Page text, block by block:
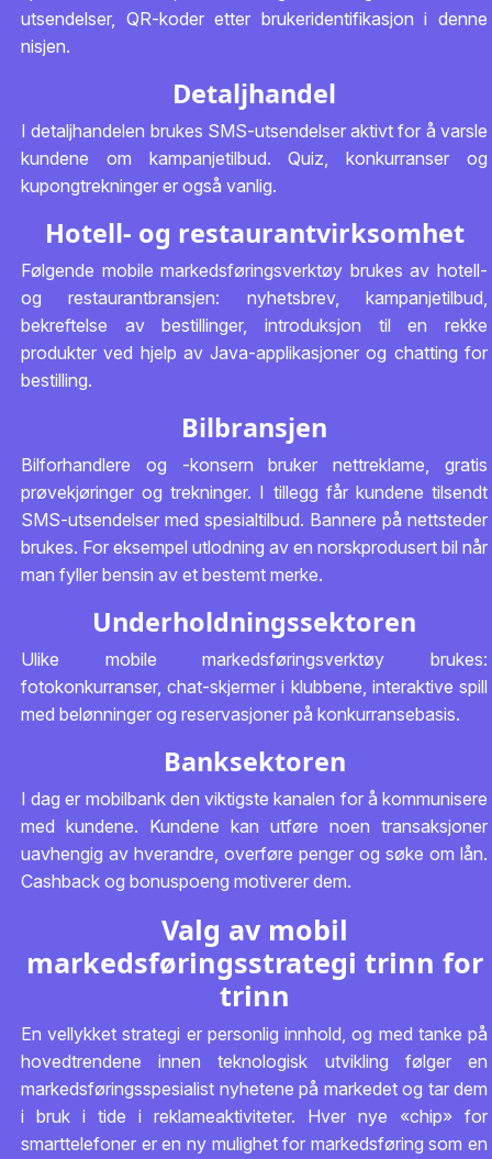
utsendelser, QR-koder etter brukeridentifikasjon i denne
nisjen.
Detaljhandel
I detaljhandelen brukes SMS-utsendelser aktivt for å varsle
kundene om kampanjetilbud. Quiz, konkurranser og
kupongtrekninger er også vanlig.
Hotell- og restaurantvirksomhet
Følgende mobile markedsføringsverktøy brukes av hotell-
og restaurantbransjen: nyhetsbrev, kampanjetilbud,
bekreftelse av bestillinger, introduksjon til en rekke
produkter ved hjelp av Java-applikasjoner og chatting for
bestilling.
Bilbransjen
Bilforhandlere og -konsern bruker nettreklame, gratis
prøvekjøringer og trekninger. I tillegg får kundene tilsendt
SMS-utsendelser med spesialtilbud. Bannere på nettsteder
brukes. For eksempel utlodning av en norskprodusert bil når
man fyller bensin av et bestemt merke.
Underholdningssektoren
Ulike mobile markedsføringsverktøy brukes:
fotokonkurranser, chat-skjermer i klubbene, interaktive spill
med belønninger og reservasjoner på konkurransebasis.
Banksektoren
I dag er mobilbank den viktigste kanalen for å kommunisere
med kundene. Kundene kan utføre noen transaksjoner
uavhengig av hverandre, overføre penger og søke om lån.
Cashback og bonuspoeng motiverer dem.
Valg av mobil
markedsføringsstrategi trinn for
trinn
En vellykket strategi er personlig innhold, og med tanke på
hovedtrendene innen teknologisk utvikling følger en
markedsføringsspesialist nyhetene på markedet og tar dem
i bruk i tide i reklameaktiviteter. Hver nye «chip» for
smarttelefoner er en ny mulighet for markedsføring som en